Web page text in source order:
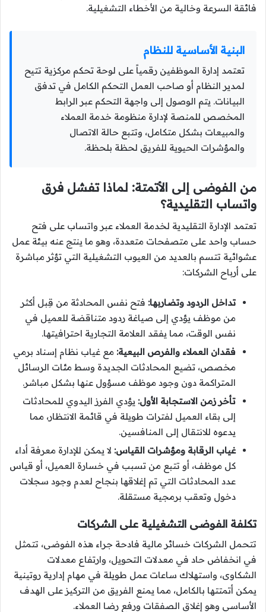
فائقة السرعة وخالية من الأخطاء التشغيلية.
البنية الأساسية للنظام
تعتمد إدارة الموظفين رقمياً على لوحة تحكم مركزية تتيح
لمدير النظام أو صاحب العمل التحكم الكامل في تدفق
البيانات. يتم الوصول إلى واجهة التحكم عبر الرابط
المخصص للمنصة لإدارة منظومة خدمة العملاء
والمبيعات بشكل متكامل، وتتبع حالة الاتصال
والمؤشرات الحيوية للفريق لحظة بلحظة.
من الفوضى إلى الأتمتة: لماذا تفشل فرق
واتساب التقليدية؟
تعتمد الإدارة التقليدية لخدمة العملاء عبر واتساب على فتح
حساب واحد على متصفحات متعددة، وهو ما ينتج عنه بيئة عمل
عشوائية تتسم بالعديد من العيوب التشغيلية التي تؤثر مباشرة
على أرباح الشركات:
تداخل الردود وتضاربها: فتح نفس المحادثة من قِبل أكثر
من موظف يؤدي إلى صياغة ردود متناقضة للعميل في
نفس الوقت، مما يفقد العلامة التجارية احترافيتها.
فقدان العملاء والفرص البيعية: مع غياب نظام إسناد برمي
مخصص، تضيع المحادثات الجديدة وسط مئات الرسائل
المتراكمة دون وجود موظف مسؤول عنها بشكل مباشر.
تأخر زمن الاستجابة الأول: يؤدي الفرز اليدوي للمحادثات
إلى بقاء العميل لفترات طويلة في قائمة الانتظار، مما
يدعوه للانتقال إلى المنافسين.
غياب الرقابة ومؤشرات القياس: لا يمكن للإدارة معرفة أداء
كل موظف، أو تتبع من تسبب في خسارة العميل، أو قياس
عدد المحادثات التي تم إغلاقها بنجاح لعدم وجود سجلات
دخول وتعقب برمجية مستقلة.
تكلفة الفوضى التشغيلية على الشركات
تتحمل الشركات خسائر مالية فادحة جراء هذه الفوضى، تتمثل
في انخفاض حاد في معدلات التحويل، وارتفاع معدلات
الشكاوى، واستهلاك ساعات عمل طويلة في مهام إدارية روتينية
يمكن أتمتتها بالكامل، مما يمنع الفريق من التركيز على الهدف
الأساسي وهو إغلاق الصفقات ورفع رضا العملاء.